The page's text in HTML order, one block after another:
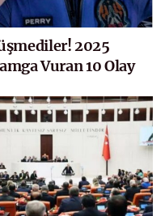
2025
Vuran 10 Olay